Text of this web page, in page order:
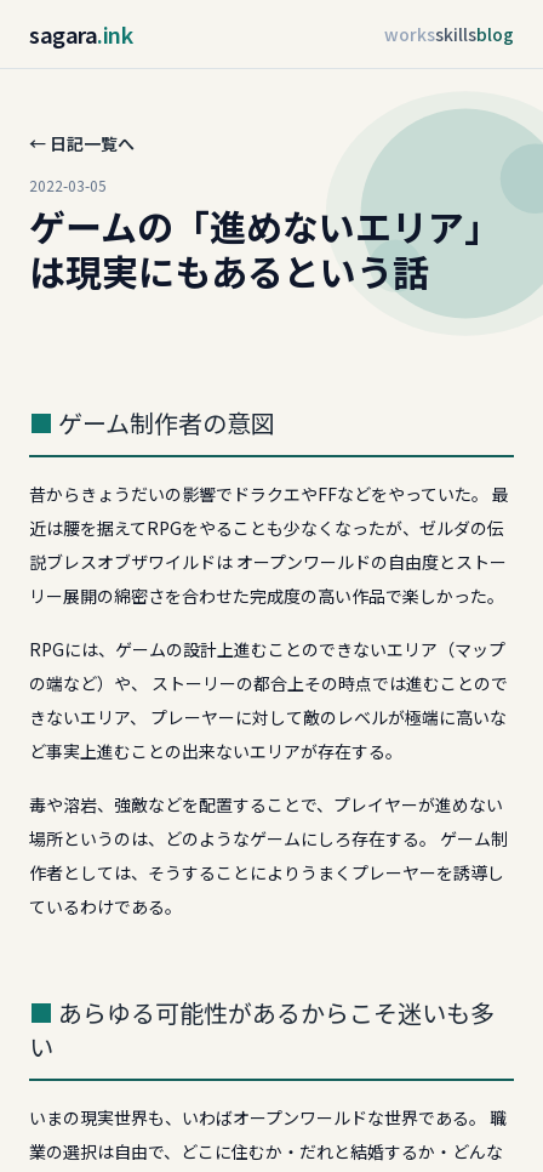
sagara.ink worksskillsblog
← 日記一覧へ
2022-03-05
ゲームの「進めないエリア」
は現実にもあるという話
ゲーム制作者の意図
昔からきょうだいの影響でドラクエやFFなどをやっていた。 最
近は腰を据えてRPGをやることも少なくなったが、ゼルダの伝
説ブレスオブザワイルドは オープンワールドの自由度とストー
リー展開の綿密さを合わせた完成度の高い作品で楽しかった。
RPGには、ゲームの設計上進むことのできないエリア（マップ
の端など）や、 ストーリーの都合上その時点では進むことので
きないエリア、 プレーヤーに対して敵のレベルが極端に高いな
ど事実上進むことの出来ないエリアが存在する。
毒や溶岩、強敵などを配置することで、プレイヤーが進めない
場所というのは、どのようなゲームにしろ存在する。 ゲーム制
作者としては、そうすることによりうまくプレーヤーを誘導し
ているわけである。
あらゆる可能性があるからこそ迷いも多
い
いまの現実世界も、いわばオープンワールドな世界である。 職
業の選択は自由で、どこに住むか・だれと結婚するか・どんな